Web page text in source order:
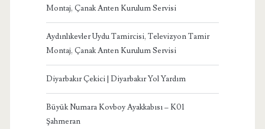
Montaj, Çanak Anten Kurulum Servisi
Aydınlıkevler Uydu Tamircisi, Televizyon Tamir
Montaj, Çanak Anten Kurulum Servisi
Diyarbakır Çekici | Diyarbakır Yol Yardım
Büyük Numara Kovboy Ayakkabısı – K01
Şahmeran